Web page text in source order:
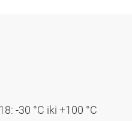
-30 °C iki +100 °C